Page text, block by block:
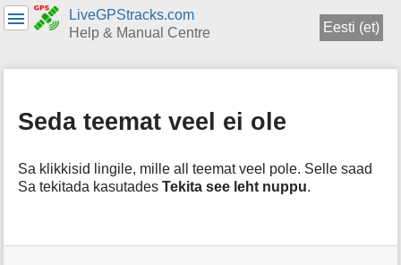
LiveGPStracks.com
Help & Manual Centre
Eesti (et)
Seda teemat veel ei ole
Sa klikkisid lingile, mille all teemat veel pole. Selle saad
Sa tekitada kasutadesTekita see leht nuppu.